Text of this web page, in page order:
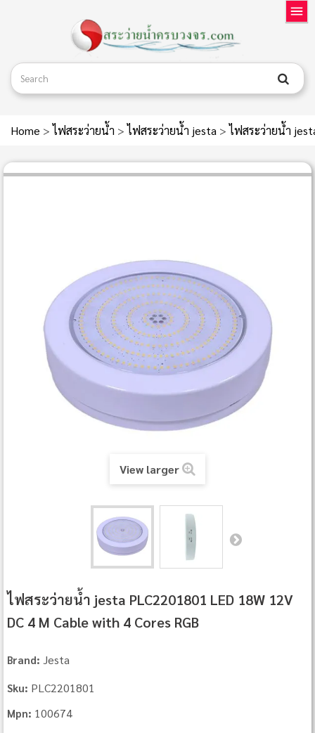
Home > ไฟสระว่ายน้ำ > ไฟสระว่ายน้ำ jesta > ไฟสระว่ายน้ำ
View larger
ไฟสระว่ายน้ำ jesta PLC2201801 LED 18W 12V
DC 4 M Cable with 4 Cores RGB
Brand: Jesta
Sku: PLC2201801
Mpn: 100674